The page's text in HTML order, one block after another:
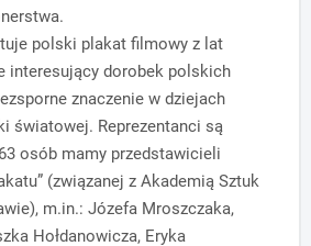
polski plakat filmowy z lat
interesujący dorobek polskich
znaczenie w dziejach
światowej. Reprezentanci są
osób mamy przedstawicieli
(związanej z Akademią Sztuk
m.in.: Józefa Mroszczaka,
Hołdanowicza, Eryka